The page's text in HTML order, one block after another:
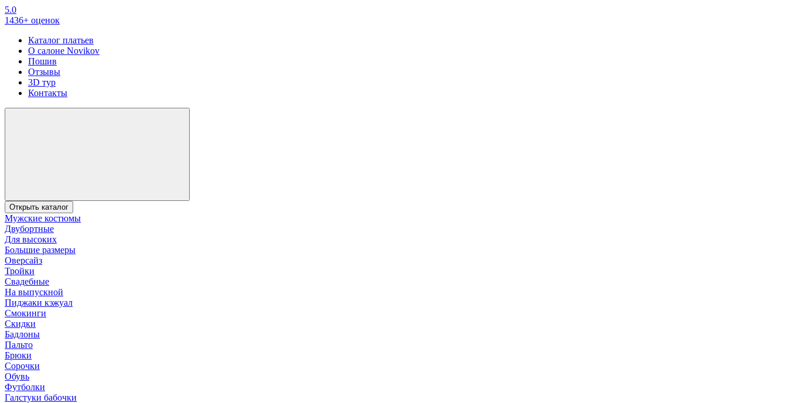
5.0
1436+ оценок
Каталог платьев
О салоне Novikov
Пошив
Отзывы
3D тур
Контакты
Открыть каталог
Мужские костюмы
Двубортные
Для высоких
Большие размеры
Оверсайз
Тройки
Свадебные
На выпускной
Пиджаки кэжуал
Смокинги
Скидки
Бадлоны
Пальто
Брюки
Сорочки
Обувь
Футболки
Галстуки бабочки